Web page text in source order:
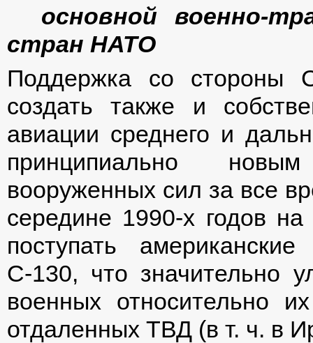
основной военно-
стран НАТО
Поддержка со
создать также и
авиации среднего и
принципиально
вооруженных сил за все
середине 1990-х годов
поступать
С-130, что значительно
военных относительно
отдаленных ТВД (в т. ч. в